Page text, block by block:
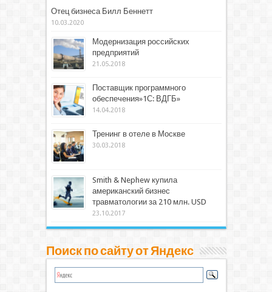
Отец бизнеса Билл Беннетт
10.03.2020
Модернизация российских
предприятий
21.05.2018
Поставщик программного
обеспечения»1С: ВДГБ»
14.04.2018
Тренинг в отеле в Москве
30.03.2018
Smith & Nephew купила
американский бизнес
травматологии за 210 млн. USD
23.10.2017
Поиск по сайту от Яндекс